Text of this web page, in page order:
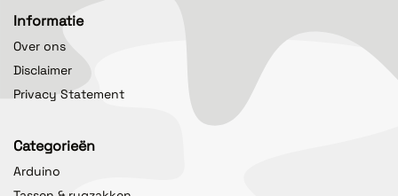
Informatie
Over ons
Disclaimer
Privacy Statement
Categorieën
Arduino